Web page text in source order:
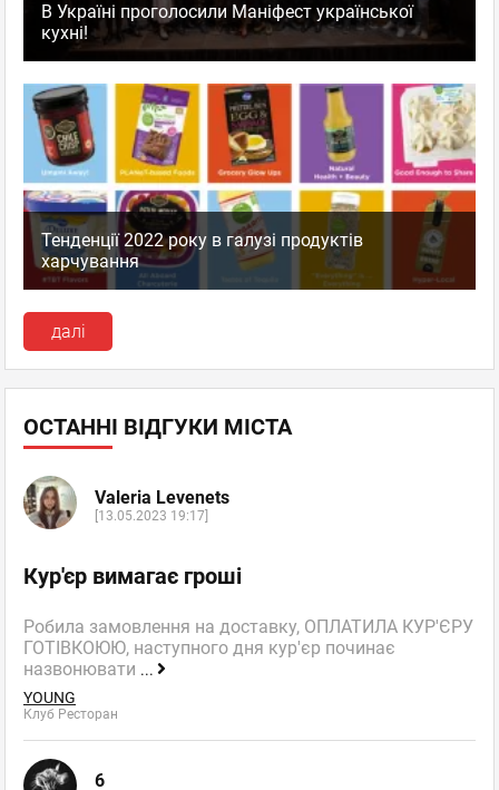
В Україні проголосили Маніфест української
кухні!
Тенденції 2022 року в галузі продуктів
харчування
далі
ОСТАННІ ВІДГУКИ МІСТА
Valeria Levenets
[13.05.2023 19:17]
Кур'єр вимагає гроші
Робила замовлення на доставку, ОПЛАТИЛА КУР'ЄРУ
ГОТІВКОЮЮ, наступного дня кур'єр починає
назвонювати ...
YOUNG
Клуб Ресторан
6